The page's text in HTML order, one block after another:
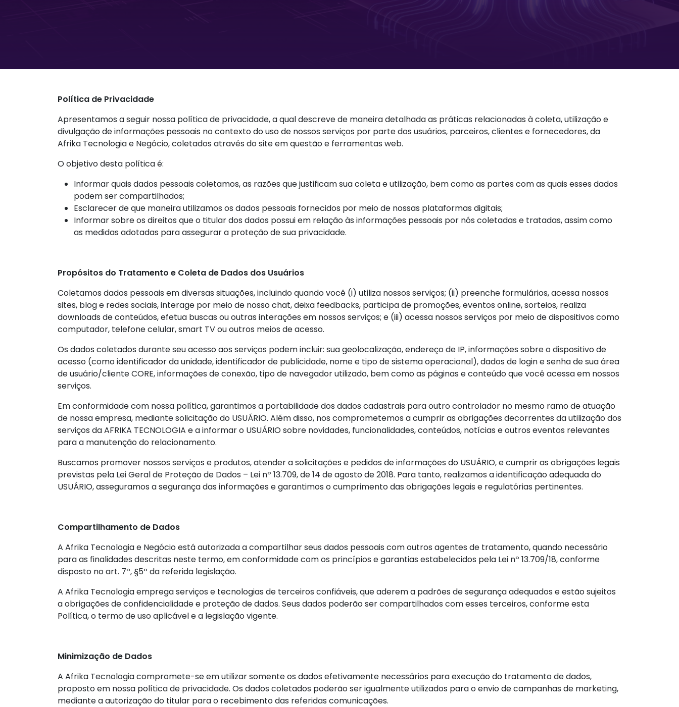
Política de Privacidade
Apresentamos a seguir nossa política de privacidade, a qual descreve de maneira detalhada as práticas relacionadas à coleta, utilização e
divulgação de informações pessoais no contexto do uso de nossos serviços por parte dos usuários, parceiros, clientes e fornecedores, da
Afrika Tecnologia e Negócio, coletados através do site em questão e ferramentas web.
O objetivo desta política é:
Informar quais dados pessoais coletamos, as razões que justificam sua coleta e utilização, bem como as partes com as quais esses dados
podem ser compartilhados;
Esclarecer de que maneira utilizamos os dados pessoais fornecidos por meio de nossas plataformas digitais;
Informar sobre os direitos que o titular dos dados possui em relação às informações pessoais por nós coletadas e tratadas, assim como
as medidas adotadas para assegurar a proteção de sua privacidade.
Propósitos do Tratamento e Coleta de Dados dos Usuários
Coletamos dados pessoais em diversas situações, incluindo quando você (i) utiliza nossos serviços; (ii) preenche formulários, acessa nossos
sites, blog e redes sociais, interage por meio de nosso chat, deixa feedbacks, participa de promoções, eventos online, sorteios, realiza
downloads de conteúdos, efetua buscas ou outras interações em nossos serviços; e (iii) acessa nossos serviços por meio de dispositivos como
computador, telefone celular, smart TV ou outros meios de acesso.
Os dados coletados durante seu acesso aos serviços podem incluir: sua geolocalização, endereço de IP, informações sobre o dispositivo de
acesso (como identificador da unidade, identificador de publicidade, nome e tipo de sistema operacional), dados de login e senha de sua área
de usuário/cliente CORE, informações de conexão, tipo de navegador utilizado, bem como as páginas e conteúdo que você acessa em nossos
serviços.
Em conformidade com nossa política, garantimos a portabilidade dos dados cadastrais para outro controlador no mesmo ramo de atuação
de nossa empresa, mediante solicitação do USUÁRIO. Além disso, nos comprometemos a cumprir as obrigações decorrentes da utilização dos
serviços da AFRIKA TECNOLOGIA e a informar o USUÁRIO sobre novidades, funcionalidades, conteúdos, notícias e outros eventos relevantes
para a manutenção do relacionamento.
Buscamos promover nossos serviços e produtos, atender a solicitações e pedidos de informações do USUÁRIO, e cumprir as obrigações legais
previstas pela Lei Geral de Proteção de Dados – Lei nº 13.709, de 14 de agosto de 2018. Para tanto, realizamos a identificação adequada do
USUÁRIO, asseguramos a segurança das informações e garantimos o cumprimento das obrigações legais e regulatórias pertinentes.
Compartilhamento de Dados
A Afrika Tecnologia e Negócio está autorizada a compartilhar seus dados pessoais com outros agentes de tratamento, quando necessário
para as finalidades descritas neste termo, em conformidade com os princípios e garantias estabelecidos pela Lei nº 13.709/18, conforme
disposto no art. 7º, §5º da referida legislação.
A Afrika Tecnologia emprega serviços e tecnologias de terceiros confiáveis, que aderem a padrões de segurança adequados e estão sujeitos
a obrigações de confidencialidade e proteção de dados. Seus dados poderão ser compartilhados com esses terceiros, conforme esta
Política, o termo de uso aplicável e a legislação vigente.
Minimização de Dados
A Afrika Tecnologia compromete-se em utilizar somente os dados efetivamente necessários para execução do tratamento de dados,
proposto em nossa política de privacidade. Os dados coletados poderão ser igualmente utilizados para o envio de campanhas de marketing,
mediante a autorização do titular para o recebimento das referidas comunicações.